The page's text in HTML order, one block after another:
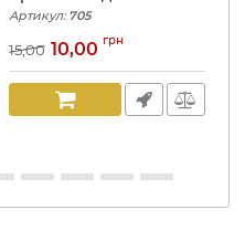
Артикул: 705
15,00 10,00 грн